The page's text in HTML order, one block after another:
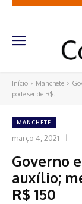
Início Manchete
pode ser de R$...
MANCHETE
março 4, 2021
Governo
auxílio;
R$ 150